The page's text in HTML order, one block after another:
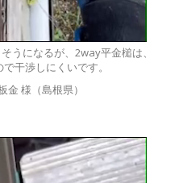
うになるが、2way平金槌は、
干渉しにくいです。
様（島根県）